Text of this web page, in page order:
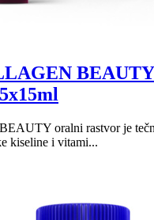
oralni rastvor je
kiseline i vitami...